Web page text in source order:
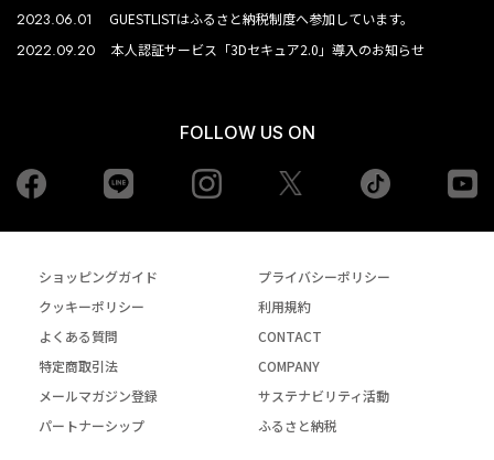
2023.06.01 GUESTLISTはふるさと納税制度へ参加しています。
2022.09.20 本人認証サービス「3Dセキュア2.0」導入のお知らせ
FOLLOW US ON
Facebook Instagram tiktok
ショッピングガイド
プライバシーポリシー
クッキーポリシー
利用規約
よくある質問
CONTACT
特定商取引法
COMPANY
メールマガジン登録
サステナビリティ活動
パートナーシップ
ふるさと納税